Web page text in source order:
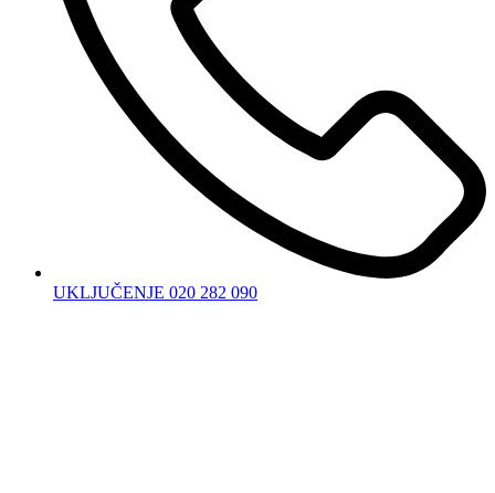
UKLJUČENJE 020 282 090